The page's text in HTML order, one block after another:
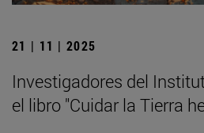
21 | 11 | 2025
Investigadores del
el libro "Cuidar la Tierra